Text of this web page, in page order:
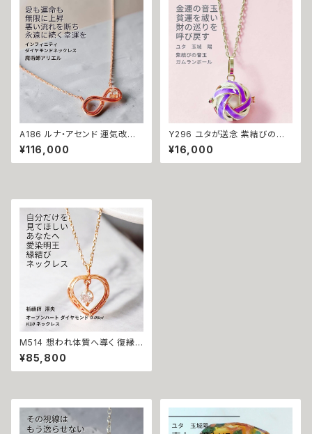
倫 ライバル 三角関係 ペンダン
ト 強力 排除 略奪愛 成就
魔術 占い おまじない 成就 お守
り ひまわり 鍵 蜂
A186 ルナ・アセンド 運気改善
永遠の幸運を結ぶ フルムーン魔
術 開運 インフィニティ ダイヤモ
ンド 0.01ct K10 ネックレス 魔
無限 ジュエリー ペンダント パ
ワーストーン
¥116,000
Y296 ユタが送念 紫結びの音
玉 財の巡りを呼ぶ 清らかな鈴
の音が貧運を祓う 玉城陽 金運
厄祓い 商売繁盛 開運 ガムラン
¥16,000
M514 想われ体質へ導く 復縁・
略奪・不倫 愛染明王の縁結び
揺れる オープンハート ダイヤモ
ンド 0.05ct K10 ネックレス 祈
略奪 不倫 独り占め 霊感霊視
強力 縁結び 開運 パワーストー
ン 祈祷 引き寄せ K10
¥85,800